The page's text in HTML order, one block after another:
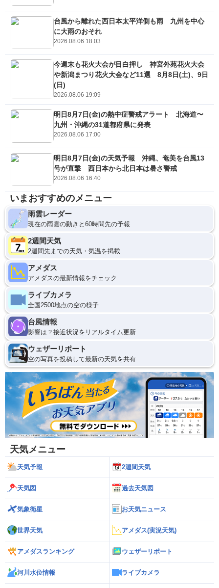
台風から離れた西日本太平洋側も雨 九州を中心
に大雨のおそれ
2026.08.06 18:03
今週末も花火大会が目白押し 神宮外苑花火大会
や新潟まつり花火大会など11選 8月8日(土)、9日
(日)
2026.08.06 19:09
明日8月7日(金)の熱中症警戒アラート 北海道〜
九州・沖縄の31道都府県に発表
2026.08.06 17:00
明日8月7日(金)の天気予報 沖縄、奄美を台風13
号が直撃 西日本から北日本は暑さ警戒
2026.08.06 16:40
いまおすすめのメニュー
雨雲レーダー
現在の雨雲の動きと60時間先の予報
2週間天気
2週間先までの天気・気温を掲載
アメダス
アメダスの最新情報をチェック
ライブカメラ
全国2500地点の空の様子
台風情報
影響は？接近状況をリアルタイム更新
ウェザーリポート
空の写真を投稿して最新の天気を共有
天気メニュー
天気予報 2週間天気
天気図 過去天気図
気象衛星 お天気ニュース
世界天気 アメダス(実況天気)
アメダスランキング ウェザーリポート
河川水位情報 ライブカメラ